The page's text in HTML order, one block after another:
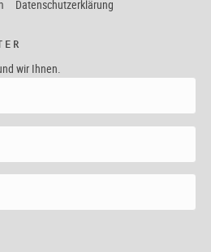
Datenschutzerklärung
wir Ihnen.